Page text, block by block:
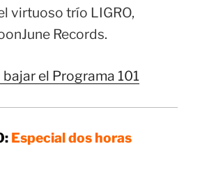
virtuoso trío LIGRO,
Records.
el Programa 101
Especial dos horas